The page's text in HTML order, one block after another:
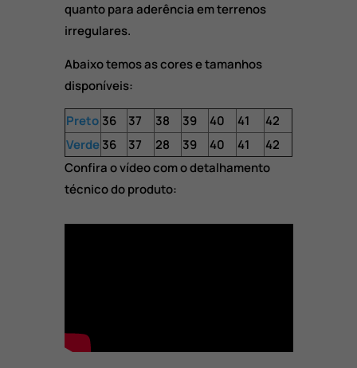
quanto para aderência em terrenos
irregulares.
Abaixo temos as cores e tamanhos
disponíveis:
Preto 36 37 38 39 40 41
42
Verde 36 37 28 39 40 41
42
Confira o vídeo com o detalhamento
técnico do produto: